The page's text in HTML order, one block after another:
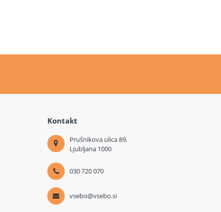
Kontakt
Prušnikova ulica 89,
Ljubljana 1000
030 720 070
vsebo@vsebo.si